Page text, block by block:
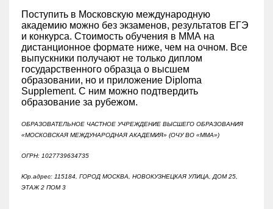
Поступить в Московскую международную
академию можно без экзаменов, результатов ЕГЭ
и конкурса. Стоимость обучения в ММА на
дистанционное формате ниже, чем на очном. Все
выпускники получают не только диплом
государственного образца о высшем
образовании, но и приложение Diploma
Supplement. С ним можно подтвердить
образование за рубежом.
ОБРАЗОВАТЕЛЬНОЕ ЧАСТНОЕ УЧРЕЖДЕНИЕ ВЫСШЕГО ОБРАЗОВАНИЯ
«МОСКОВСКАЯ МЕЖДУНАРОДНАЯ АКАДЕМИЯ» (ОЧУ ВО «ММА»)
ОГРН: 1027739634735
Юр.адрес: 115184, ГОРОД МОСКВА, НОВОКУЗНЕЦКАЯ УЛИЦА, ДОМ 25,
ЭТАЖ 2 ПОМ 3